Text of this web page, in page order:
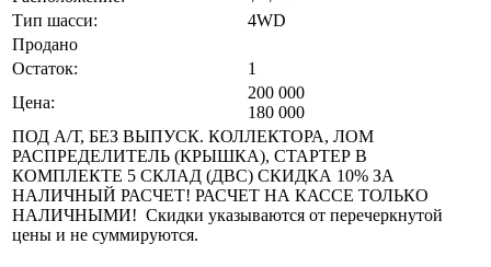
Тип шасси:
4WD
Продано
Остаток:
1
Цена:
200 000
180 000
ПОД A/Т, БЕЗ ВЫПУСК. КОЛЛЕКТОРА, ЛОМ
РАСПРЕДЕЛИТЕЛЬ (КРЫШКА), СТАРТЕР В
КОМПЛЕКТЕ 5 СКЛАД (ДВС) СКИДКА 10% ЗА
НАЛИЧНЫЙ РАСЧЕТ! РАСЧЕТ НА КАССЕ ТОЛЬКО
НАЛИЧНЫМИ! Скидки указываются от перечеркнутой
цены и не суммируются.